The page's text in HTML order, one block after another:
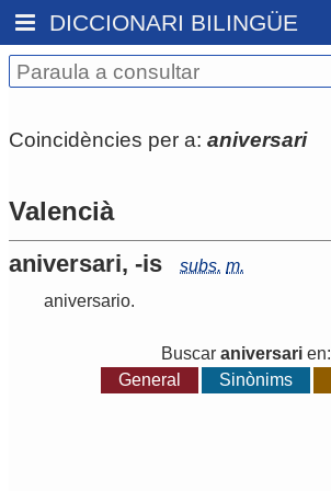
DICCIONARI BILINGÜE
Coincidències per a: aniversari
Valencià
aniversari, -is subs. m.
aniversario.
Buscar aniversarien:
General
Sinònims